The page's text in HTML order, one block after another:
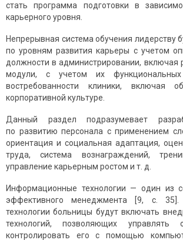
стать программа подготовки в
карьерного уровня.
Непрерывная система обучения лидерству
по уровням развития карьеры с учетом
должности в администрировании,
модули, с учетом их
востребованности клиники, включая
корпоративной культуре.
Данный раздел подразумевает
по развитию персонала с применением
ориентация и социальная адаптация,
труда, система вознаграждений,
управление карьерным ростом и т. д.
Информационные технологии — один из
эффективного менеджмента [9, с. 35].
технологии больницы будут включать
технологий, позволяющих управлять
контролировать его с помощью